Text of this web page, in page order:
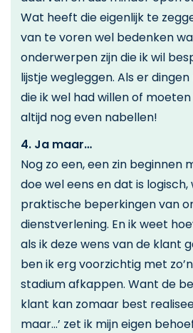
Wat heeft die eigenlijk te
van te voren wel bedenken
onderwerpen zijn die ik wil
lijstje wegleggen. Als er
die ik wel had willen of
altijd nog even nabellen!
4. Ja maar…
Nog zo een, een zin beginnen
doe wel eens en dat is
praktische beperkingen van
dienstverlening. En ik weet
als ik deze wens van de klant
ben ik erg voorzichtig met
stadium afkappen. Want de
klant kan zomaar best
maar…’ zet ik mijn eigen